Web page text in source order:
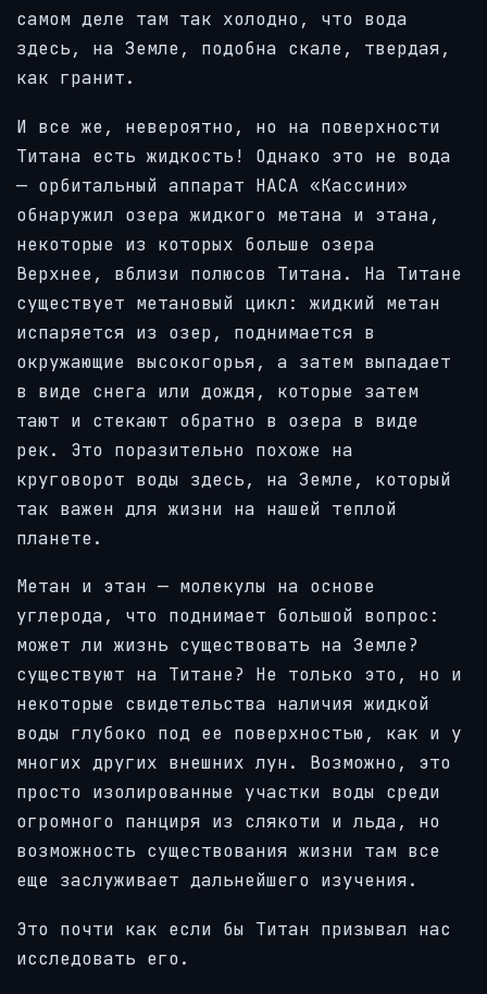
самом деле там так холодно, что вода
здесь, на Земле, подобна скале, твердая,
как гранит.
И все же, невероятно, но на поверхности
Титана есть жидкость! Однако это не вода
— орбитальный аппарат НАСА «Кассини»
обнаружил озера жидкого метана и этана,
некоторые из которых больше озера
Верхнее, вблизи полюсов Титана. На Титане
существует метановый цикл: жидкий метан
испаряется из озер, поднимается в
окружающие высокогорья, а затем выпадает
в виде снега или дождя, которые затем
тают и стекают обратно в озера в виде
рек. Это поразительно похоже на
круговорот воды здесь, на Земле, который
так важен для жизни на нашей теплой
планете.
Метан и этан — молекулы на основе
углерода, что поднимает большой вопрос:
может ли жизнь существовать на Земле?
существуют на Титане? Не только это, но и
некоторые свидетельства наличия жидкой
воды глубоко под ее поверхностью, как и у
многих других внешних лун. Возможно, это
просто изолированные участки воды среди
огромного панциря из слякоти и льда, но
возможность существования жизни там все
еще заслуживает дальнейшего изучения.
Это почти как если бы Титан призывал нас
исследовать его.